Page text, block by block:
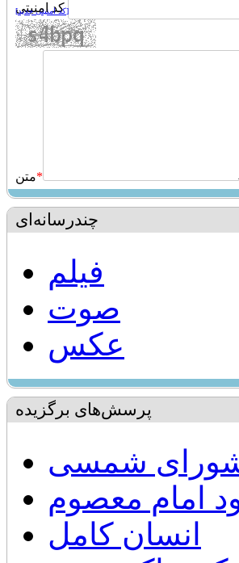
کد امنیتی[کد امنیتی جدید]
متن*
چندرسانه‌ای
فیلم
صوت
عکس
پرسش‌های برگزیده
شمسی
امام معصوم
انسان كامل